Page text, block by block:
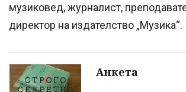
музиковед, журналист,
директор на издателство „Музика“.
Анкета